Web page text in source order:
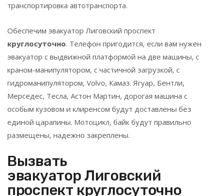
транспортировка автотранспорта.
Обеспечим эвакуатор Лиговский проспект
круглосуточно. Телефон пригодится, если вам нужен
эвакуатор с выдвижной платформой на две машины, с
краном-манипулятором, с частичной загрузкой, с
гидроманипулятором, Volvo, Камаз. Ягуар, Бентли,
Мерседес, Тесла, Астон Мартин, дорогая машина с
особым кузовом и клиренсом будут доставлены без
единой царапины. Мотоцикл, байк будут правильно
размещены, надежно закреплены.
Вызвать
эвакуатор Лиговский
проспект круглосуточно